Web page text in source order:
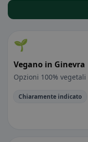
🌱
Vegano in Ginevra
Opzioni 100% vegetali
Chiaramente indicato